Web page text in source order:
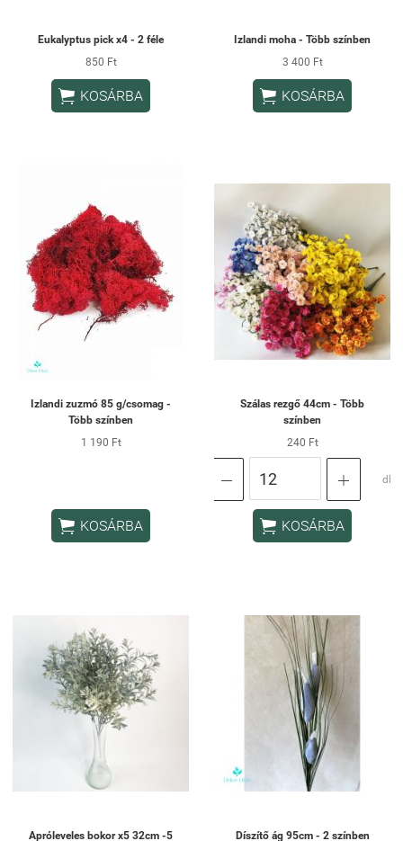
Eukalyptus pick x4 - 2 féle
850 Ft
 KOSÁRBA
Izlandi moha - Több színben
3 400 Ft
 KOSÁRBA
Izlandi zuzmó 85 g/csomag -
Több színben
1 190 Ft
 KOSÁRBA
Szálas rezgő 44cm - Több
színben
240 Ft
  db
 KOSÁRBA
Apróleveles bokor x5 32cm -5 Díszítő ág 95cm - 2 színben